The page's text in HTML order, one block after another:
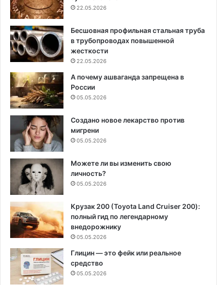
22.05.2026
Бесшовная профильная стальная труба
в трубопроводах повышенной
жесткости
22.05.2026
А почему ашваганда запрещена в
России
05.05.2026
Создано новое лекарство против
мигрени
05.05.2026
Можете ли вы изменить свою
личность?
05.05.2026
Крузак 200 (Toyota Land Cruiser 200):
полный гид по легендарному
внедорожнику
05.05.2026
Глицин — это фейк или реальное
средство
05.05.2026